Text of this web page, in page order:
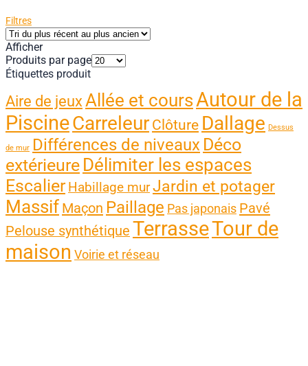
Filtres
Afficher
Produits par page
Étiquettes produit
Aire de jeuxAllée et coursAutour de la
PiscineCarreleur Clôture Dallage Dessus
de mur Différences de niveaux Déco
extérieure Délimiter les espaces
Escalier Habillage murJardin et potager
Massif Maçon Paillage Pas japonais Pavé
Pelouse synthétique TerrasseTour de
maison Voirie et réseau